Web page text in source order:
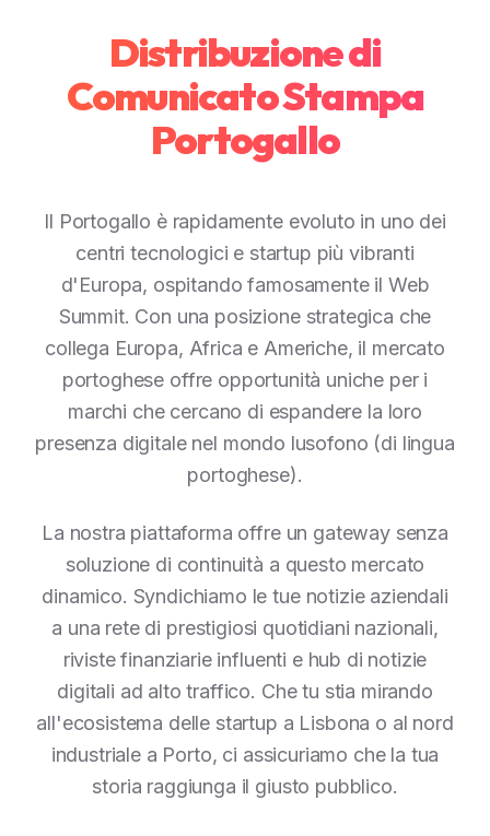
Distribuzione di
Comunicato Stampa
Portogallo
Il Portogallo è rapidamente evoluto in uno dei
centri tecnologici e startup più vibranti
d'Europa, ospitando famosamente il Web
Summit. Con una posizione strategica che
collega Europa, Africa e Americhe, il mercato
portoghese offre opportunità uniche per i
marchi che cercano di espandere la loro
presenza digitale nel mondo lusofono (di lingua
portoghese).
La nostra piattaforma offre un gateway senza
soluzione di continuità a questo mercato
dinamico. Syndichiamo le tue notizie aziendali
a una rete di prestigiosi quotidiani nazionali,
riviste finanziarie influenti e hub di notizie
digitali ad alto traffico. Che tu stia mirando
all'ecosistema delle startup a Lisbona o al nord
industriale a Porto, ci assicuriamo che la tua
storia raggiunga il giusto pubblico.